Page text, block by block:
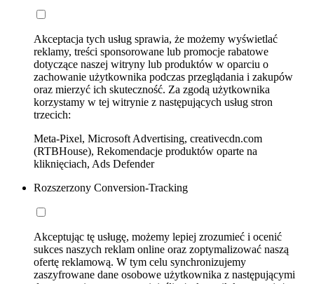
Akceptacja tych usług sprawia, że możemy wyświetlać
reklamy, treści sponsorowane lub promocje rabatowe
dotyczące naszej witryny lub produktów w oparciu o
zachowanie użytkownika podczas przeglądania i zakupów
oraz mierzyć ich skuteczność. Za zgodą użytkownika
korzystamy w tej witrynie z następujących usług stron
trzecich:
Meta-Pixel, Microsoft Advertising, creativecdn.com
(RTBHouse), Rekomendacje produktów oparte na
kliknięciach, Ads Defender
Rozszerzony Conversion-Tracking
Akceptując tę usługę, możemy lepiej zrozumieć i ocenić
sukces naszych reklam online oraz zoptymalizować naszą
ofertę reklamową. W tym celu synchronizujemy
zaszyfrowane dane osobowe użytkownika z następującymi